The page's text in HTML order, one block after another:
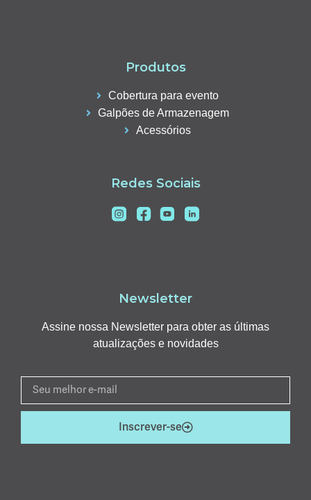
Produtos
Cobertura para evento
Galpões de Armazenagem
Acessórios
Redes Sociais
Newsletter
Assine nossa Newsletter para obter as últimas
atualizações e novidades
Inscrever-se